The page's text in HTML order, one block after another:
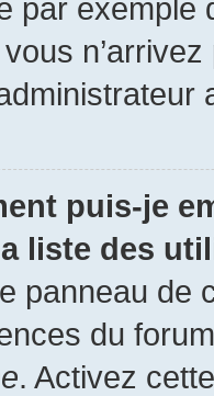
par exemple
puis-je
liste des
panneau de
du
. Activez